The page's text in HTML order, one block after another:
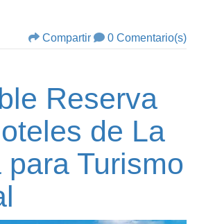
Compartir 0 Comentario(s)
Reserva
de La
para Turismo